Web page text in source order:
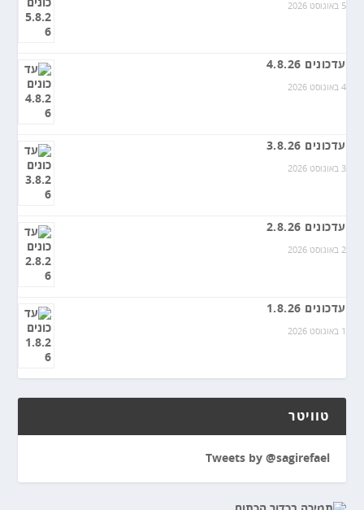
5 באוגוסט 2026
עדכונים 4.8.26
4 באוגוסט 2026
עדכונים 3.8.26
3 באוגוסט 2026
עדכונים 2.8.26
2 באוגוסט 2026
עדכונים 1.8.26
1 באוגוסט 2026
טוויטר
Tweets by @sagirefael